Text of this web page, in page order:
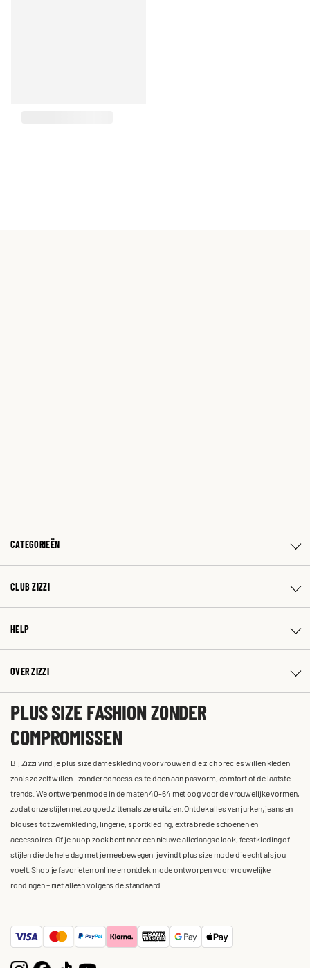
CATEGORIEËN
CLUB ZIZZI
HELP
OVER ZIZZI
PLUS SIZE FASHION ZONDER
COMPROMISSEN
Bij Zizzi vind je plus size dameskleding voor vrouwen die zich precies willen kleden
zoals ze zelf willen – zonder concessies te doen aan pasvorm, comfort of de laatste
trends. We ontwerpen mode in de maten 40-64 met oog voor de vrouwelijke vormen,
zodat onze stijlen net zo goed zitten als ze eruitzien. Ontdek alles van jurken, jeans en
blouses tot zwemkleding, lingerie, sportkleding, extra brede schoenen en
accessoires. Of je nu op zoek bent naar een nieuwe alledaagse look, feestkleding of
stijlen die de hele dag met je meebewegen, je vindt plus size mode die echt als jou
voelt. Shop je favorieten online en ontdek mode ontworpen voor vrouwelijke
rondingen – niet alleen volgens de standaard.